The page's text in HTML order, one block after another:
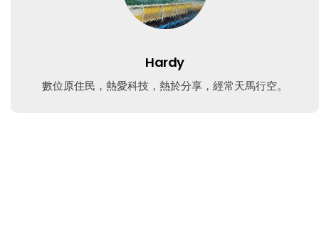
Hardy
數位原住民，熱愛科技，熱於分享，經常天馬行空。